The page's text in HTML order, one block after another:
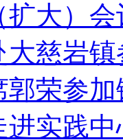
大）
慈岩
郭荣参
实践